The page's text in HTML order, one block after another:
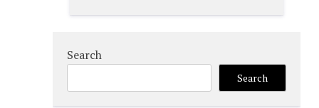
Search
Search